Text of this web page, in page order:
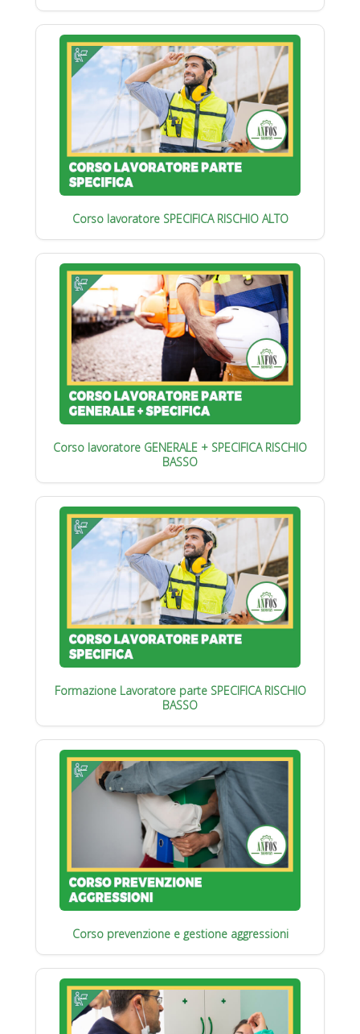
Corso lavoratore SPECIFICA RISCHIO ALTO
Corso lavoratore GENERALE + SPECIFICA RISCHIO
BASSO
Formazione Lavoratore parte SPECIFICA RISCHIO
BASSO
Corso prevenzione e gestione aggressioni